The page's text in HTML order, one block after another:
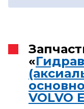
«
VOLVO